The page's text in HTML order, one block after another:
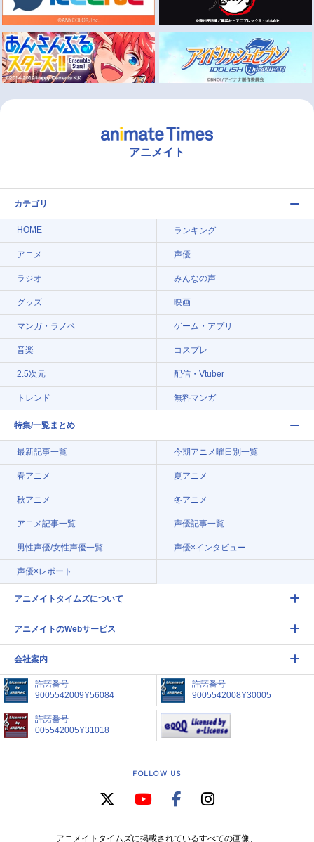
アニメイト
カテゴリ
HOME ランキング
アニメ 声優
ラジオ みんなの声
グッズ 映画
マンガ・ラノベ ゲーム・アプリ
音楽 コスプレ
2.5次元 配信・Vtuber
トレンド 無料マンガ
特集/一覧まとめ
最新記事一覧 今期アニメ曜日別一覧
春アニメ 夏アニメ
秋アニメ 冬アニメ
アニメ記事一覧 声優記事一覧
男性声優/女性声優一覧 声優×インタビュー
声優×レポート
アニメイトタイムズについて
アニメイトのWebサービス
会社案内
許諾番号
9005542009Y56084
許諾番号
9005542008Y30005
許諾番号
005542005Y31018
FOLLOW US
アニメイトタイムズに掲載されているすべての画像、